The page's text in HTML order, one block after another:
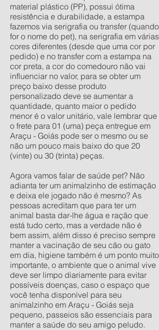
material plástico (PP), possui ótima
resistência e durabilidade, a estampa
fazemos via serigrafia ou transfer (quando
for o nome do pet), na serigrafia em várias
cores diferentes (desde que uma cor por
pedido) e no transfer com a estampa na
cor preta, a cor do comedouro não vai
influenciar no valor, para se obter um
preço baixo desse produto
personalizado deve se aumentar a
quantidade, quanto maior o pedido
menor é o valor unitário, vale lembrar que
o frete para 01 (uma) peça entregue em
Araçu - Goiás pode ser o mesmo ou se
não um pouco mais baixo do que 20
(vinte) ou 30 (trinta) peças.
Agora vamos falar de saúde pet? Não
adianta ter um animalzinho de estimação
e deixa ele jogado não é mesmo? As
pessoas acreditam que para ter um
animal basta dar-lhe água e ração que
está tudo certo, mas a verdade não é
bem assim, além disso é preciso sempre
manter a vacinação de seu cão ou gato
em dia, higiene também é um ponto muito
importante, o ambiente que o animal vive
deve ser limpo diariamente para evitar
possíveis doenças, caso o espaço que
você tenha disponível para seu
animalzinho em Araçu - Goiás seja
pequeno, passeios são essenciais para
manter a saúde do seu amigo peludo.